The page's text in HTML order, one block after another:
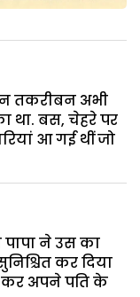
तकरीबन अभी
था. बस, चेहरे पर
आ गई थीं जो
पापा ने उस का
कर दिया
कर अपने पति के